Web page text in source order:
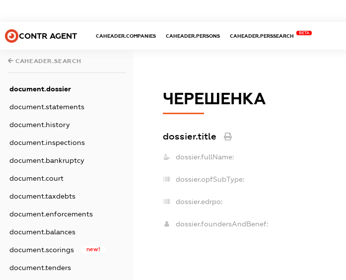
CONTR AGENT CAHEADER.COMPANIES CAHEADER.PERSONS CAHEADER.PERSSEARCH
BETA
CAHEADER.SEARCH
document.dossier
document.statements
document.history
document.inspections
document.bankruptcy
document.court
document.taxdebts
document.enforcements
document.balances
document.scorings new!
document.tenders
ЧЕРЕШЕНКА
dossier.title
dossier.fullName:
dossier.opfSubType:
dossier.edrpo:
dossier.foundersAndBenef: